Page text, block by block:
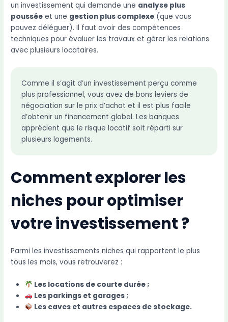
un investissement qui demande une analyse plus
poussée et une gestion plus complexe (que vous
pouvez déléguer). Il faut avoir des compétences
techniques pour évaluer les travaux et gérer les relations
avec plusieurs locataires.
Comme il s’agit d’un investissement perçu comme
plus professionnel, vous avez de bons leviers de
négociation sur le prix d’achat et il est plus facile
d’obtenir un financement global. Les banques
apprécient que le risque locatif soit réparti sur
plusieurs logements.
Comment explorer les
niches pour optimiser
votre investissement ?
Parmi les investissements niches qui rapportent le plus
tous les mois, vous retrouverez :
Les locations de courte durée ;
Les parkings et garages ;
Les caves et autres espaces de stockage.